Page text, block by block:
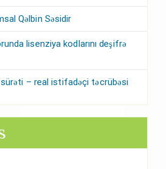
Qəlbin Səsidir
lisenziya kodlarını deşifrə
sürəti – real istifadəçi təcrübəsi